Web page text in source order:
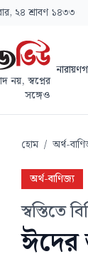
২৪ শ্রাবণ ১৪৩৩
নয়, স্বপ্নের
সঙ্গেও
হোম / অর্থ-
অর্থ-বাণিজ্য
স্বস্তিতে
ঈদের